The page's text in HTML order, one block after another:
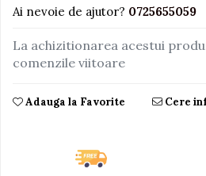
Jucarii educative din lemn
Muzica si instrumente
Plastilina
Saltelute si centre de activitati
Ai nevoie de ajutor? 0725655059
La achizitionarea acestui
comenzile viitoare
Adauga la Favorite Cere